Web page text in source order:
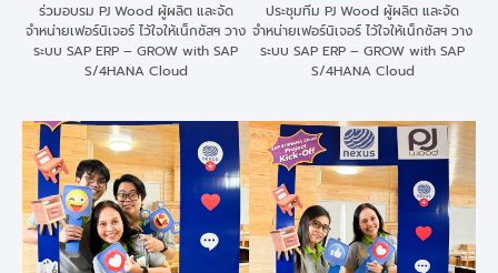
ร่วมอบรม PJ Wood ผู้ผลิต และจัด
จำหน่ายเฟอร์นิเจอร์ ไว้ใจให้เน็กซัสฯ วาง
ระบบ SAP ERP – GROW with SAP
S/4HANA Cloud
ประชุมทีม PJ Wood ผู้ผลิต และจัด
จำหน่ายเฟอร์นิเจอร์ ไว้ใจให้เน็กซัสฯ วาง
ระบบ SAP ERP – GROW with SAP
S/4HANA Cloud